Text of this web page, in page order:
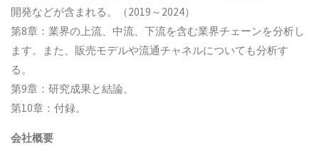
開発などが含まれる。（2019～2024）
第8章：業界の上流、中流、下流を含む業界チェーンを分析し
ます。また、販売モデルや流通チャネルについても分析す
る。
第9章：研究成果と結論。
第10章：付録。
会社概要